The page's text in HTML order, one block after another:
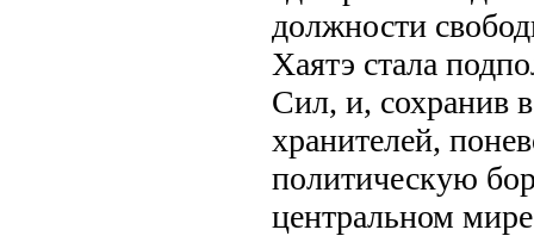
должности
Хаятэ стала
Сил, и, сохранив
хранителей,
политическую
центральном